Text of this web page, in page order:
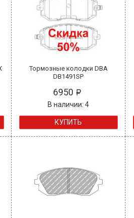
Тормозные колодки DBA
DB1491SP
6950
В наличии: 4
КУПИТЬ